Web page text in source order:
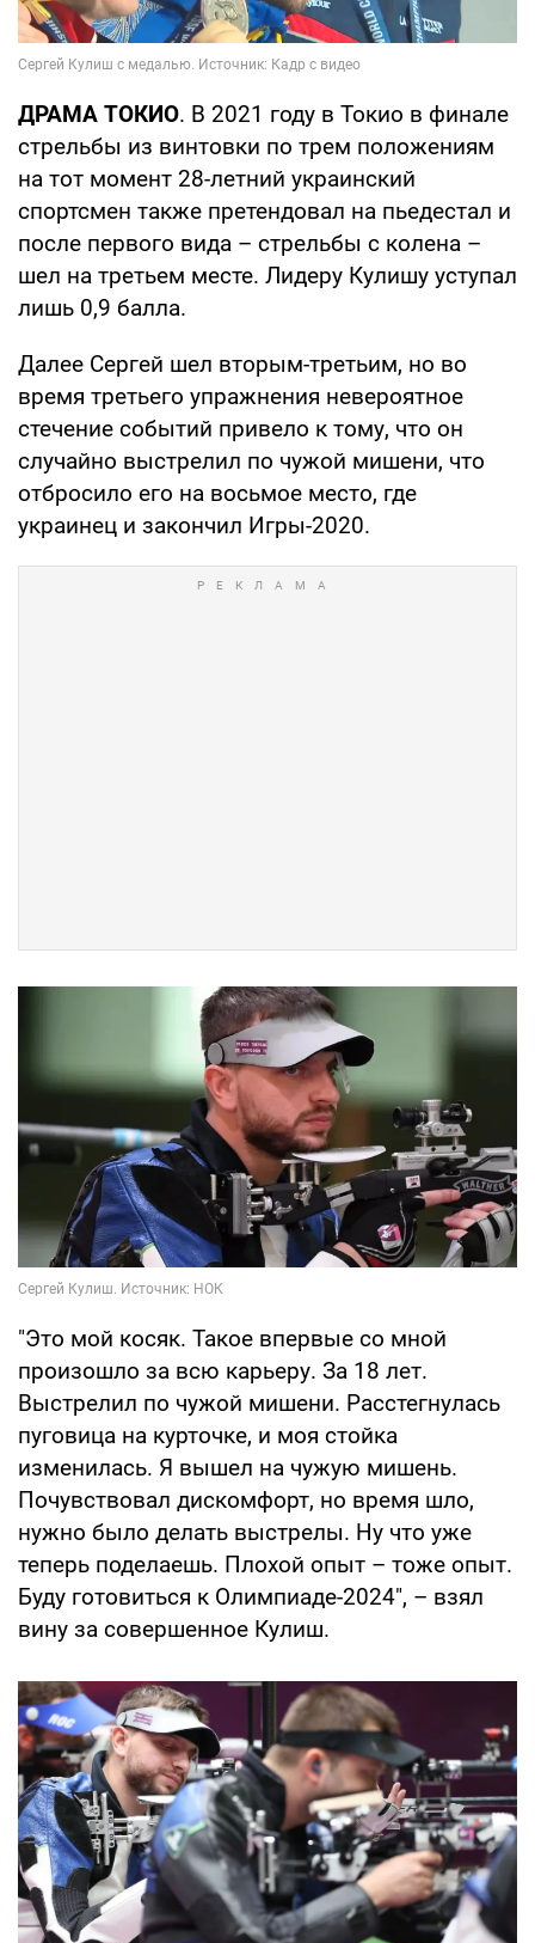
ДРАМА ТОКИО. В 2021 году в Токио в финале
стрельбы из винтовки по трем положениям
на тот момент 28-летний украинский
спортсмен также претендовал на пьедестал и
после первого вида – стрельбы с колена –
шел на третьем месте. Лидеру Кулишу уступал
лишь 0,9 балла.
Далее Сергей шел вторым-третьим, но во
время третьего упражнения невероятное
стечение событий привело к тому, что он
случайно выстрелил по чужой мишени, что
отбросило его на восьмое место, где
украинец и закончил Игры-2020.
"Это мой косяк. Такое впервые со мной
произошло за всю карьеру. За 18 лет.
Выстрелил по чужой мишени. Расстегнулась
пуговица на курточке, и моя стойка
изменилась. Я вышел на чужую мишень.
Почувствовал дискомфорт, но время шло,
нужно было делать выстрелы. Ну что уже
теперь поделаешь. Плохой опыт – тоже опыт.
Буду готовиться к Олимпиаде-2024", – взял
вину за совершенное Кулиш.